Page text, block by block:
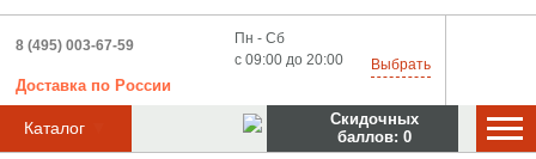
8 (495) 003-67-59
Доставка по России
Пн - Сб
с 09:00 до 20:00
Выбрать
Каталог
Скидочных
баллов: 0